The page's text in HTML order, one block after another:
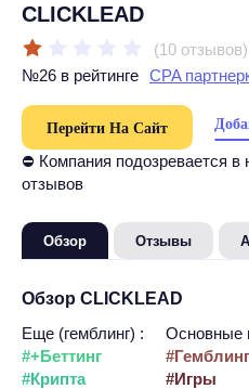
CLICKLEAD
(10 отзывов)
№26 в рейтинге CPA
Перейти На Сайт
⛔ Компания подозревается в
отзывов
Обзор Отзывы
Обзор CLICKLEAD
Еще (гемблинг) :
#+Беттинг
#Крипта
Основные
#Гемблинг
#Игры